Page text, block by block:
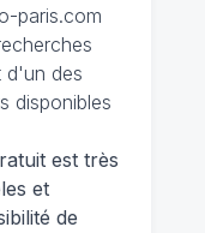
paris.com
d'un des
disponibles
est très
et
de